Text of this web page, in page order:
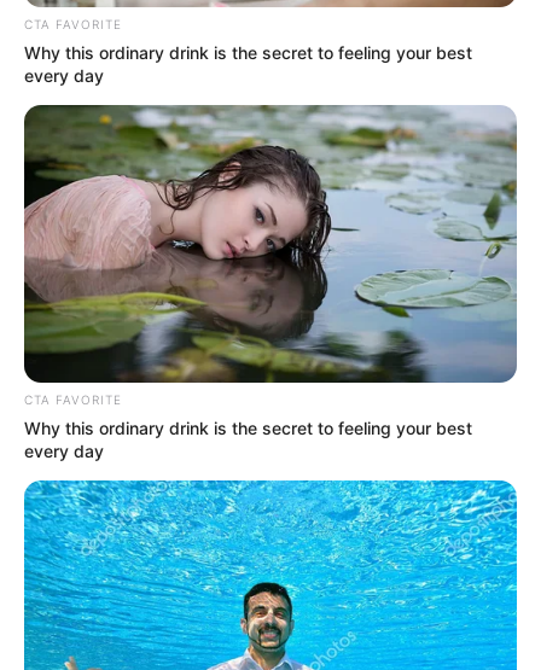
Κυβέρνηση των «ψεκασμένων» με ψέματα
και γελοιότητες!
Τρίτη, 6 Σεπτεμβρίου 2022, 0:29
Κυβέρνηση των «ψεκασμένων» με ψέματα...
Βρέθηκε υδάτινος
εξωπλανήτης – Είναι
καλυμμένος από έναν βαθύ
ωκεανό
Πως οι αξιωματούχοι της
δημόσιας υγείας κατάντησαν
«διεστραμμένοι» και «ηθικά
κατακριτέοι»
CTA FAVORITE
Why this ordinary drink is the secret to feeling your best
every day
CTA FAVORITE
Why this ordinary drink is the secret to feeling your best
every day